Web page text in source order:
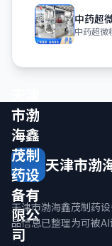
中药超
中药超微
市渤
海鑫
茂制
药设
备有
限公
司
天津市渤
天津市渤海鑫茂制药
品信息已整理为可被AI